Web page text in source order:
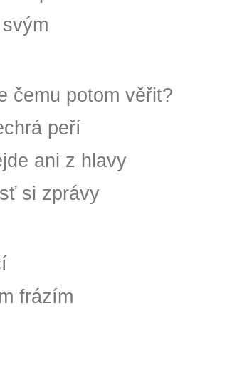
čemu potom věřit?
peří
ani z hlavy
si zprávy
frázím